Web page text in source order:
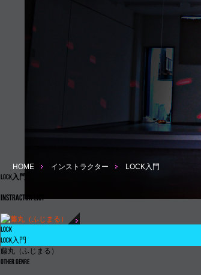
HOME インストラクター LOCK入門
LOCK入門
INSTRACTOR LIST
LOCK
LOCK入門
藤丸（ふじまる）
OTHER GENRE